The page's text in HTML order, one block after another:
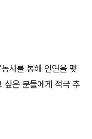
사를 통해 인연을 맺
싶은 분들에게 적극 추